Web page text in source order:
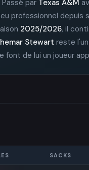
par Texas A&M
professionnel depuis
2025/2026, il
Stewart reste
font de lui un joueur
SACKS